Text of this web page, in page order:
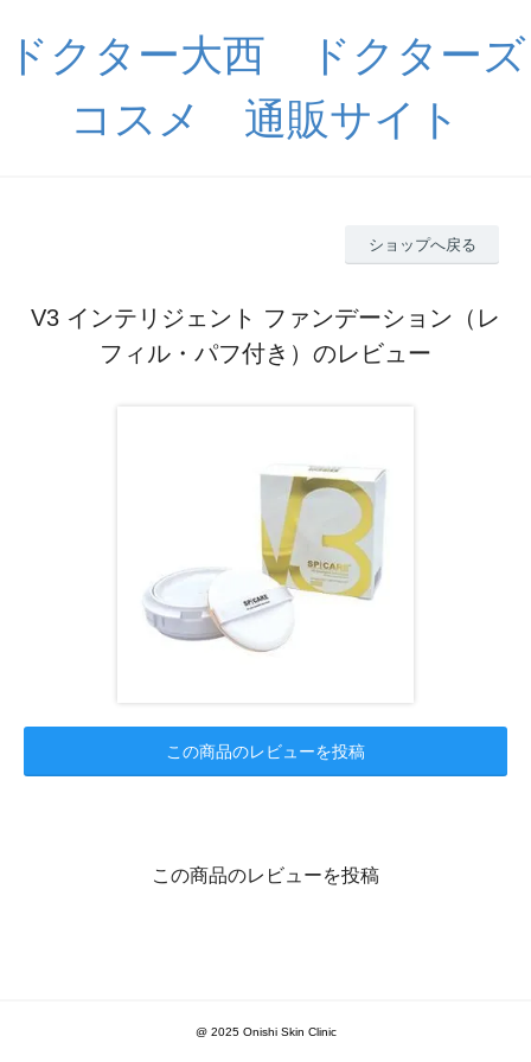
ドクター大西 ドクターズ
コスメ 通販サイト
ショップへ戻る
V3 インテリジェント ファンデーション（レ
フィル・パフ付き）のレビュー
この商品のレビューを投稿
この商品のレビューを投稿
@ 2025 Onishi Skin Clinic